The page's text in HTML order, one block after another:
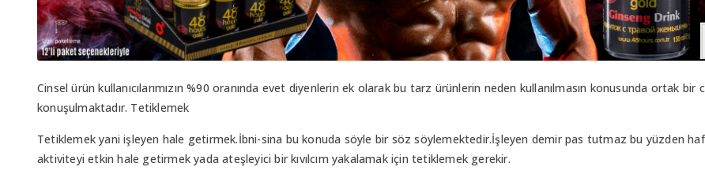
Cinsel ürün kullanıcılarımızın %90 oranında evet diyenlerin ek olarak bu tarz ürünlerin neden kullanılmasın konusunda ortak bir
konuşulmaktadır. Tetiklemek
Tetiklemek yani işleyen hale getirmek.İbni-sina bu konuda söyle bir söz söylemektedir.İşleyen demir pas tutmaz bu yüzden
aktiviteyi etkin hale getirmek yada ateşleyici bir kıvılcım yakalamak için tetiklemek gerekir.